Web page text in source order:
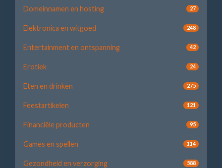
Domeinnamen en hosting 27
Elektronica en witgoed 248
Entertainment en ontspanning 42
Erotiek 24
Eten en drinken 275
Feestartikelen 121
Financiële producten 95
Games en spellen 114
Gezondheid en verzorging 588